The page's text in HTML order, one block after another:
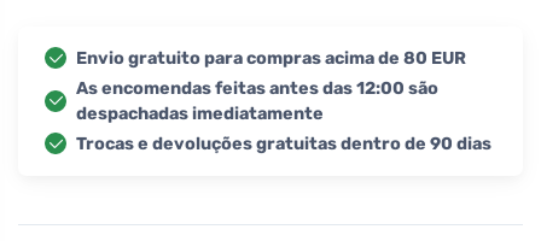
Envio gratuito para compras acima de 80 EUR
As encomendas feitas antes das 12:00 são
despachadas imediatamente
Trocas e devoluções gratuitas dentro de 90 dias